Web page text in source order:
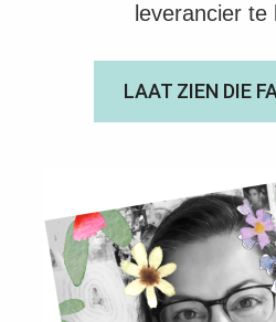
leverancier te
LAAT ZIEN DIE